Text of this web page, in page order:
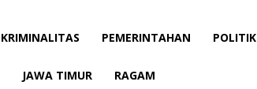
PEMERINTAHAN POLITIK
JAWA TIMUR RAGAM